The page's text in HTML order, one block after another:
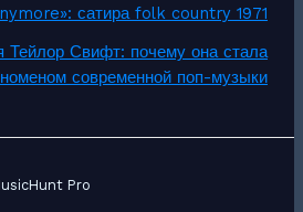
сатира folk country 1971
Тейлор Свифт: почему она стала
современной поп-музыки
Pro